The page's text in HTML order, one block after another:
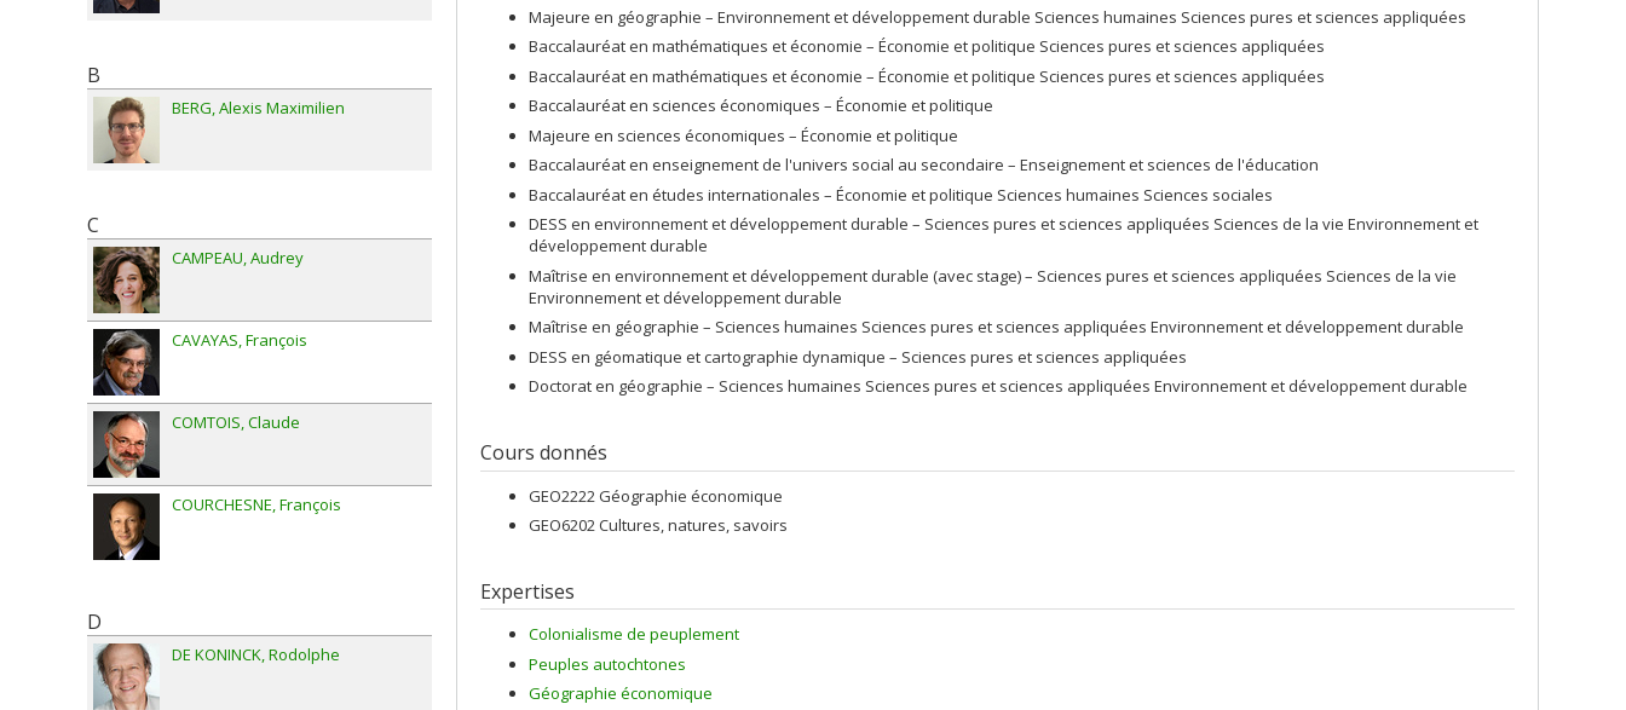
Majeure en géographie – Environnement et développement durable Sciences humaines Sciences pures et sciences appliquées
Baccalauréat en mathématiques et économie – Économie et politique Sciences pures et sciences appliquées
Baccalauréat en mathématiques et économie – Économie et politique Sciences pures et sciences appliquées
Baccalauréat en sciences économiques – Économie et politique
Majeure en sciences économiques – Économie et politique
Baccalauréat en enseignement de l'univers social au secondaire – Enseignement et sciences de l'éducation
Baccalauréat en études internationales – Économie et politique Sciences humaines Sciences sociales
DESS en environnement et développement durable – Sciences pures et sciences appliquées Sciences de la vie Environnement et
développement durable
Maîtrise en environnement et développement durable (avec stage) – Sciences pures et sciences appliquées Sciences de la vie
Environnement et développement durable
Maîtrise en géographie – Sciences humaines Sciences pures et sciences appliquées Environnement et développement durable
DESS en géomatique et cartographie dynamique – Sciences pures et sciences appliquées
Doctorat en géographie – Sciences humaines Sciences pures et sciences appliquées Environnement et développement durable
Cours donnés
GEO2222 Géographie économique
GEO6202 Cultures, natures, savoirs
Expertises
Colonialisme de peuplement
Peuples autochtones
Géographie économique
B
BERG Alexis Maximilien
C
CAMPEAU Audrey
CAVAYAS François
COMTOIS Claude
COURCHESNE François
D
DE KONINCK Rodolphe